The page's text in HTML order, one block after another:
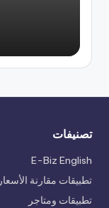
تصنيفات
E-Biz English
تطبيقات مقارنة الأسعار
تطبيقات ومتاجر